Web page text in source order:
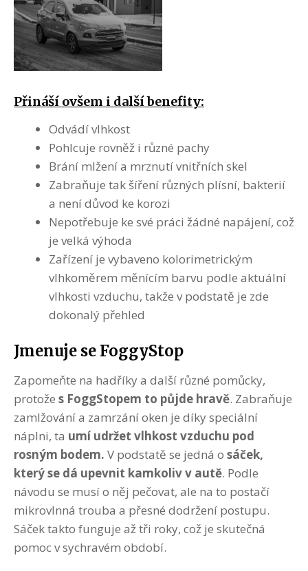
Přináší ovšem i další benefity:
Odvádí vlhkost
Pohlcuje rovněž i různé pachy
Brání mlžení a mrznutí vnitřních skel
Zabraňuje tak šíření různých plísní, bakterií
a není důvod ke korozi
Nepotřebuje ke své práci žádné napájení, což
je velká výhoda
Zařízení je vybaveno kolorimetrickým
vlhkoměrem měnícím barvu podle aktuální
vlhkosti vzduchu, takže v podstatě je zde
dokonalý přehled
Jmenuje se FoggyStop
Zapomeňte na hadříky a další různé pomůcky,
protože s FoggStopem to půjde hravě. Zabraňuje
zamlžování a zamrzání oken je díky speciální
náplni, ta umí udržet vlhkost vzduchu pod
rosným bodem. V podstatě se jedná o sáček,
který se dá upevnit kamkoliv v autě. Podle
návodu se musí o něj pečovat, ale na to postačí
mikrovlnná trouba a přesné dodržení postupu.
Sáček takto funguje až tři roky, což je skutečná
pomoc v sychravém období.